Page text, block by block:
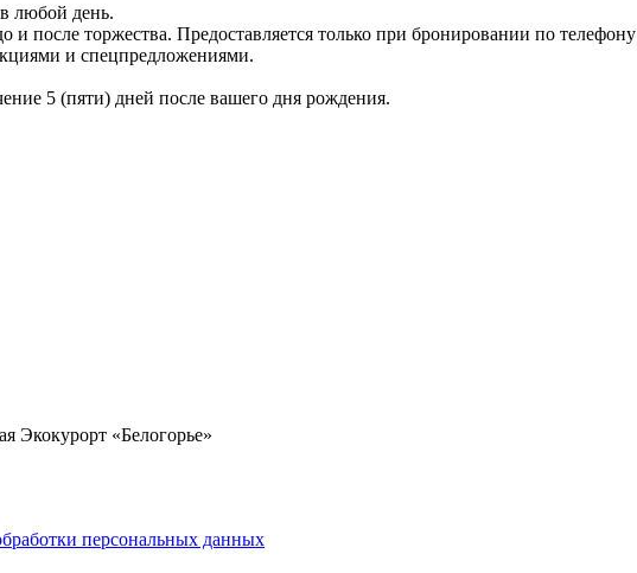
любой день.
и после торжества. Предоставляется только при бронировании по телефону
и спецпредложениями.
5 (пяти) дней после вашего дня рождения.
Экокурорт «Белогорье»
персональных данных